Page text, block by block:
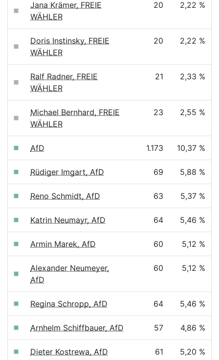
Jana Krämer, FREIE
WÄHLER
20 2,22 %
Doris Instinsky, FREIE
WÄHLER
20 2,22 %
Ralf Radner, FREIE
WÄHLER
21 2,33 %
Michael Bernhard, FREIE
WÄHLER
23 2,55 %
AfD 1.173 10,37 %
Rüdiger Imgart, AfD 69 5,88 %
Reno Schmidt, AfD 63 5,37 %
Katrin Neumayr, AfD 64 5,46 %
Armin Marek, AfD 60 5,12 %
Alexander Neumeyer,
AfD
60 5,12 %
Regina Schropp, AfD 64 5,46 %
Arnhelm Schiffbauer, AfD 57 4,86 %
Dieter Kostrewa, AfD 61 5,20 %